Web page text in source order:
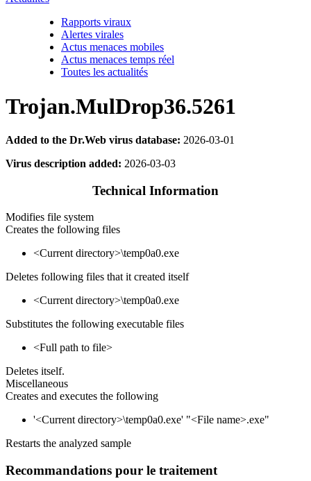
Rapports viraux
Alertes virales
Actus menaces mobiles
Actus menaces temps réel
Toutes les actualités
Trojan.MulDrop36.5261
Added to the Dr.Web virus database: 2026-03-01
Virus description added: 2026-03-03
Technical Information
Modifies file system
Creates the following files
<Current directory>\temp0a0.exe
Deletes following files that it created itself
<Current directory>\temp0a0.exe
Substitutes the following executable files
<Full path to file>
Deletes itself.
Miscellaneous
Creates and executes the following
'<Current directory>\temp0a0.exe' "<File name>.exe"
Restarts the analyzed sample
Recommandations pour le traitement